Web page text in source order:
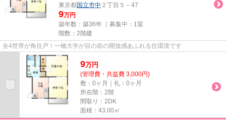
東京都国立市中 ２丁目５－47
9万円
築年数：築36年 ｜募集中： 1室
階数：2階建
全4世帯が角住戸！一橋大学が目の前の開放感あふれる住環境です
9万円
(管理費・共益費 3,000円)
敷：0ヶ月｜礼：0ヶ月
所在階：2階
間取り：2DK
面積：43.00㎡